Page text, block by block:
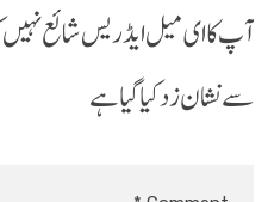
آپ کا ای میل ایڈریس شائع نہیں
سے نشان زد کیا گیا ہے